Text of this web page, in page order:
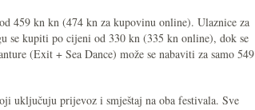
459 kn kn (474 kn za kupovinu online). Ulaznice za
se kupiti po cijeni od 330 kn (335 kn online), dok se
(Exit + Sea Dance) može se nabaviti za samo 549
uključuju prijevoz i smještaj na oba festivala. Sve